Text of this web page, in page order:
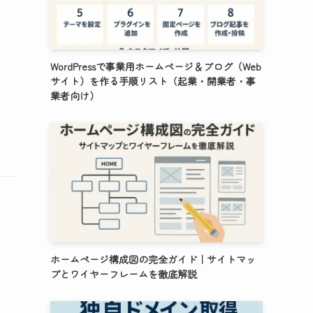
WordPressで事業用ホームページ＆ブログ（Web
サイト）を作る手順リスト（起業・開業者・事
業者向け）
ホームページ構成図の完全ガイド｜サイトマッ
プとワイヤーフレームを徹底解説